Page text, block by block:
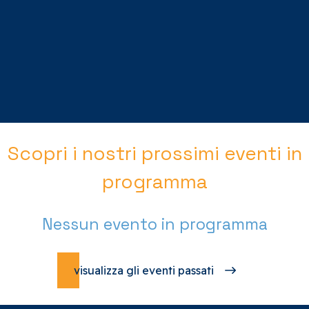
Scopri i nostri prossimi eventi in
programma
Nessun evento in programma
visualizza gli eventi passati